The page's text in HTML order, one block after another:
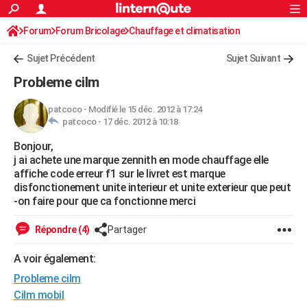
ACTUALITÉS
Politique
Société
Faits Divers
Education
Monde
Villes
+
FINANCE
Retraite
Impôts
Epargne
Immobilier
Risques naturels par ville
Banque
Assurance
Crédit
AUTO
Essais
Réserver un essai
Citadines
Berlines
SUV
Forum auto
+HIGH-TECH
Mobiles
Meilleur smartphone
Internet
Ordinateurs
Jeux vidéo
Guide high-tech
+BRICOLAGE
Forum
Aménagement intérieur
Extérieur
Cuisine
Salle de bains
Jardinage
Rangement
Guides de France
Escapades
Patrimoine
Expositions
Musées
Week-end nature
Art de vivre
Bien-être
Loisirs
Mode
Modes de vie
Alimentation
Guide de la santé
Maladies
Médicaments
Sommeil
VOYAGE
Rechercher
S'inscrire
Connexion
Forum Forum Bricolage Chauffage et climatisation
Sujet Précédent Sujet Suivant
Probleme cilm
patcoco- Modifié le 15 déc. 2012 à 17:24
patcoco - 17 déc. 2012 à 10:18
Bonjour,
j ai achete une marque zennith en mode chauffage elle
affiche code erreur f1 sur le livret est marque
disfonctionement unite interieur et unite exterieur que peut
-on faire pour que ca fonctionne merci
Répondre (4) Partager
A voir également:
Probleme cilm
Cilm mobil